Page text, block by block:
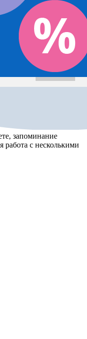
запоминание
работа с несколькими